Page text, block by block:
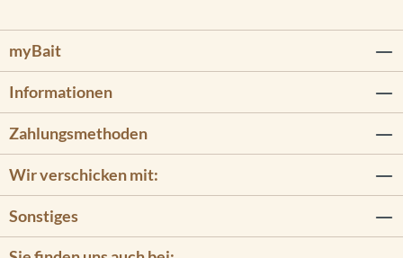
myBait
Informationen
Zahlungsmethoden
Wir verschicken mit:
Sonstiges